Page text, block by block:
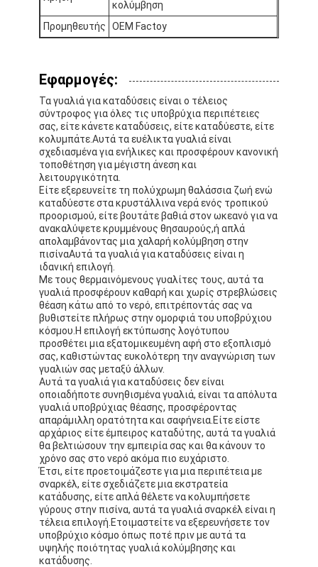
Σχετικά με εμάς
Έλεγχος ποιότητας
Επικοινωνήστε μαζί μας
Ειδήσεις
Υποθέσεις
Μάσκα κατάδυσης για ενήλικες
Παιδικό κιτ κατάδυσης
Σνόρκελ κατάδυσης
Πλυκάκια
Σετ μάσκας για καταδύσεις
Συσκευές κατάδυσης
κολύμβηση
Προμηθευτής
OEM Factoy
Εφαρμογές:
Τα γυαλιά για καταδύσεις είναι ο τέλειος
σύντροφος για όλες τις υποβρύχια περιπέτειες
σας, είτε κάνετε καταδύσεις, είτε καταδύεστε, είτε
κολυμπάτε.Αυτά τα ευέλικτα γυαλιά είναι
σχεδιασμένα για ενήλικες και προσφέρουν κανονική
τοποθέτηση για μέγιστη άνεση και
λειτουργικότητα.
Είτε εξερευνείτε τη πολύχρωμη θαλάσσια ζωή ενώ
καταδύεστε στα κρυστάλλινα νερά ενός τροπικού
προορισμού, είτε βουτάτε βαθιά στον ωκεανό για να
ανακαλύψετε κρυμμένους θησαυρούς,ή απλά
απολαμβάνοντας μια χαλαρή κολύμβηση στην
πισίναΑυτά τα γυαλιά για καταδύσεις είναι η
ιδανική επιλογή.
Με τους θερμαινόμενους γυαλίτες τους, αυτά τα
γυαλιά προσφέρουν καθαρή και χωρίς στρεβλώσεις
θέαση κάτω από το νερό, επιτρέποντάς σας να
βυθιστείτε πλήρως στην ομορφιά του υποβρύχιου
κόσμου.Η επιλογή εκτύπωσης λογότυπου
προσθέτει μια εξατομικευμένη αφή στο εξοπλισμό
σας, καθιστώντας ευκολότερη την αναγνώριση των
γυαλιών σας μεταξύ άλλων.
Αυτά τα γυαλιά για καταδύσεις δεν είναι
οποιαδήποτε συνηθισμένα γυαλιά, είναι τα απόλυτα
γυαλιά υποβρύχιας θέασης, προσφέροντας
απαράμιλλη ορατότητα και σαφήνεια.Είτε είστε
αρχάριος είτε έμπειρος καταδύτης, αυτά τα γυαλιά
θα βελτιώσουν την εμπειρία σας και θα κάνουν το
χρόνο σας στο νερό ακόμα πιο ευχάριστο.
Έτσι, είτε προετοιμάζεστε για μια περιπέτεια με
σναρκέλ, είτε σχεδιάζετε μια εκστρατεία
κατάδυσης, είτε απλά θέλετε να κολυμπήσετε
γύρους στην πισίνα, αυτά τα γυαλιά σναρκέλ είναι η
τέλεια επιλογή.Ετοιμαστείτε να εξερευνήσετε τον
υποβρύχιο κόσμο όπως ποτέ πριν με αυτά τα
υψηλής ποιότητας γυαλιά κολύμβησης και
κατάδυσης.